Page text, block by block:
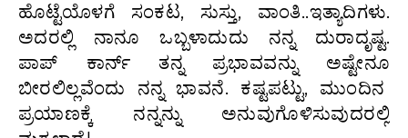
ಹೊಟ್ಟೆಯೊಳಗೆ ಸಂಕಟ, ಸುಸ್ತು, ವಾಂತಿ..ಇತ್ಯಾದಿಗಳು.
ಅದರಲ್ಲಿ ನಾನೂ ಒಬ್ಬಳಾದುದು ನನ್ನ ದುರಾದೃಷ್ಟ.
ಪಾಪ್ ಕಾರ್ನ್ ತನ್ನ ಪ್ರಭಾವವನ್ನು ಅಷ್ಟೇನೂ
ಬೀರಲಿಲ್ಲವೆಂದು ನನ್ನ ಭಾವನೆ. ಕಷ್ಟಪಟ್ಟು, ಮುಂದಿನ
ಪ್ರಯಾಣಕ್ಕೆ ನನ್ನನ್ನು ಅನುವುಗೊಳಿಸುವುದರಲ್ಲಿ